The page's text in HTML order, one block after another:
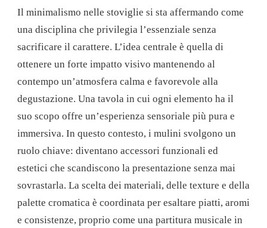
Il minimalismo nelle stoviglie si sta affermando come
una disciplina che privilegia l’essenziale senza
sacrificare il carattere. L’idea centrale è quella di
ottenere un forte impatto visivo mantenendo al
contempo un’atmosfera calma e favorevole alla
degustazione. Una tavola in cui ogni elemento ha il
suo scopo offre un’esperienza sensoriale più pura e
immersiva. In questo contesto, i mulini svolgono un
ruolo chiave: diventano accessori funzionali ed
estetici che scandiscono la presentazione senza mai
sovrastarla. La scelta dei materiali, delle texture e della
palette cromatica è coordinata per esaltare piatti, aromi
e consistenze, proprio come una partitura musicale in